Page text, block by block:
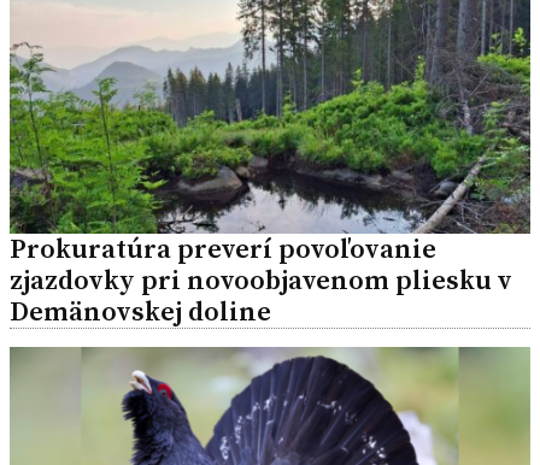
Prokuratúra preverí povoľovanie
zjazdovky pri novoobjavenom pliesku v
Demänovskej doline